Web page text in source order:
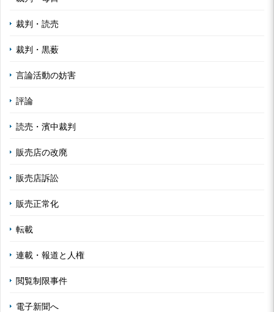
裁判・読売
裁判・黒薮
言論活動の妨害
評論
読売・濱中裁判
販売店の改廃
販売店訴訟
販売正常化
転載
連載・報道と人権
閲覧制限事件
電子新聞へ